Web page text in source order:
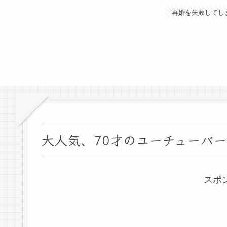
再婚を失敗してし
大人気、70才のユーチューバ
スポ